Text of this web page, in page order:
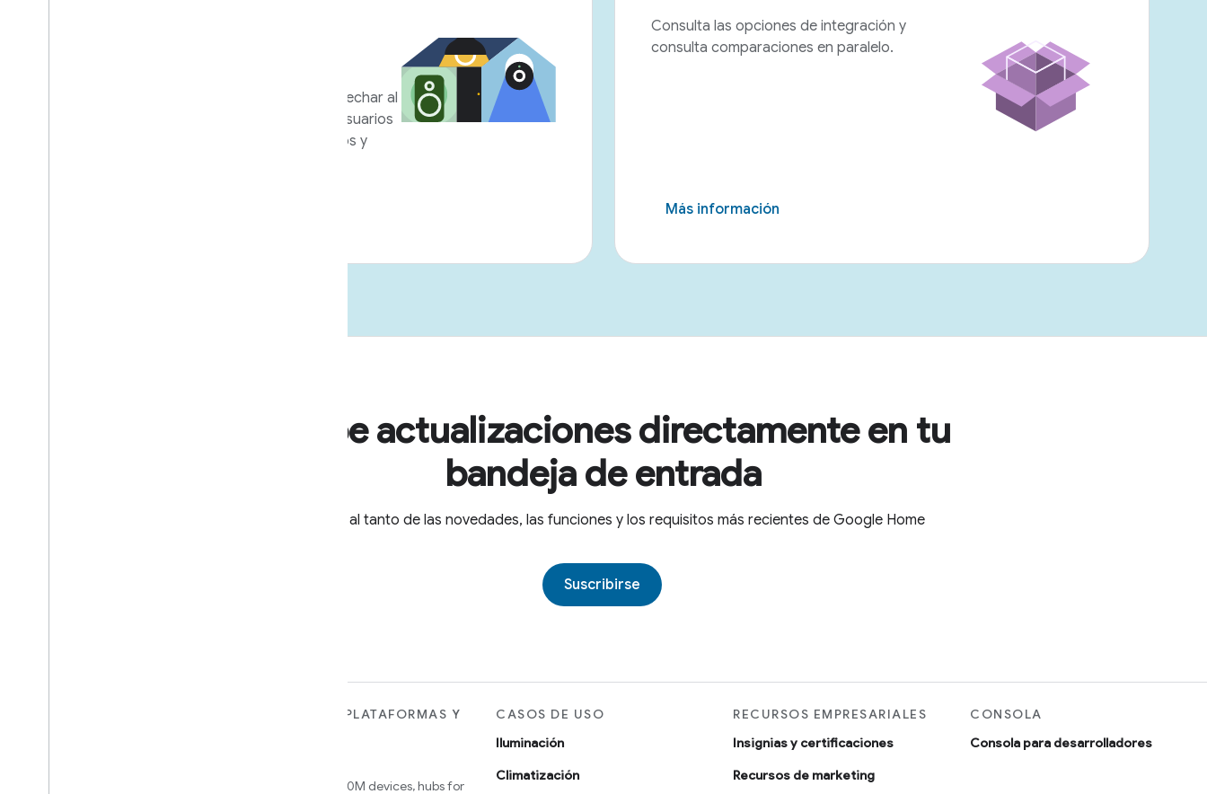
Herramientas y programas para aprovechar al
máximo tu integración y ayudar a los usuarios
a aprovechar al máximo tus dispositivos y
Consulta las opciones de integración y
consulta comparaciones en paralelo.
Más información
Recibe actualizaciones directamente en tu
bandeja de entrada
Mantente al tanto de las novedades, las funciones y los requisitos más recientes de Google Home
Suscribirse
PARA APPS, PLATAFORMAS Y
Access over 600M devices, hubs for
CASOS DE USO
Iluminación
Climatización
RECURSOS EMPRESARIALES
Insignias y certificaciones
Recursos de marketing
CONSOLA
Consola para desarrolladores